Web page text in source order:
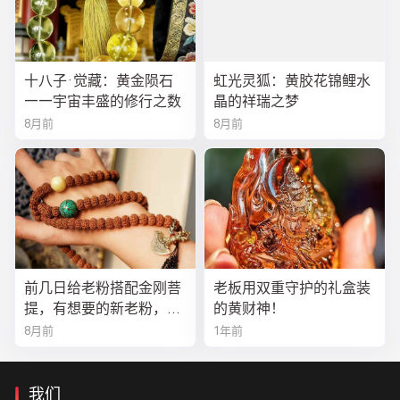
十八子·觉藏：黄金陨石
——宇宙丰盛的修行之数
8月前
虹光灵狐：黄胶花锦鲤水
晶的祥瑞之梦
8月前
前几日给老粉搭配金刚菩
提，有想要的新老粉，都
可以来排队
8月前
老板用双重守护的礼盒装
的黄财神！
1年前
我们